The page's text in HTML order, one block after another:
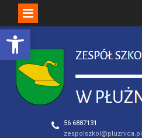
Open toolbar
Skip
to
content
56 6887131
zespolszkol@pluznica.pl